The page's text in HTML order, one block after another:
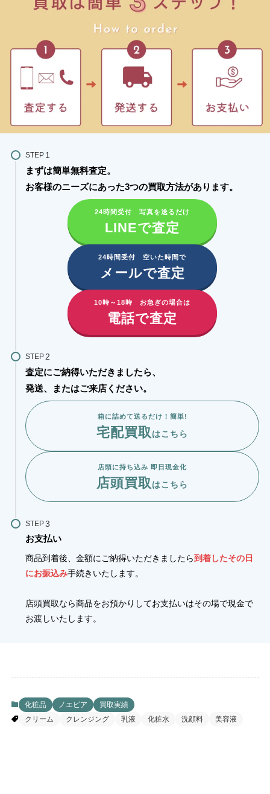
STEP
まずは簡単無料査定。
お客様のニーズにあった3つの買取方法があります。​
24時間受付 写真を送るだけ
LINEで査定
24時間受付 空いた時間で
メールで査定
10時～18時 お急ぎの場合は
電話で査定
STEP
査定にご納得いただきましたら、
発送、またはご来店ください。
箱に詰めて送るだけ！簡単!
宅配買取 はこちら
店頭に持ち込み 即日現金化
店頭買取 はこちら
STEP
お支払い
商品到着後、金額にご納得いただきましたら到着したその日
にお振込み手続きいたします。
店頭買取なら商品をお預かりしてお支払いはその場で現金で
お渡しいたします。
化粧品 ノエビア
買取実績
クリーム
クレンジング 乳液 化粧水 洗顔料 美容液